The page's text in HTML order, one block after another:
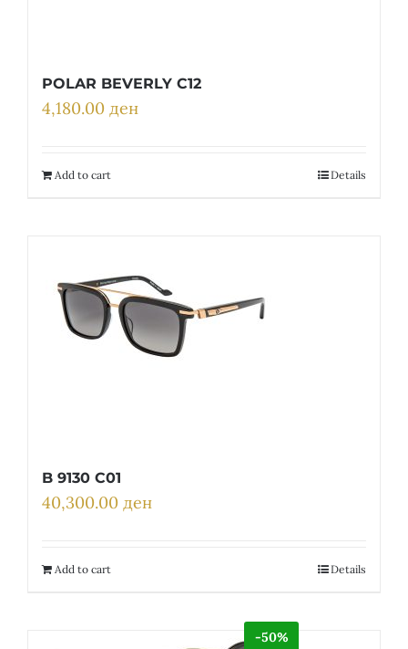
POLAR BEVERLY C12
4,180.00 ден
Add to cart Details
B 9130 C01
40,300.00 ден
Add to cart Details
-50%